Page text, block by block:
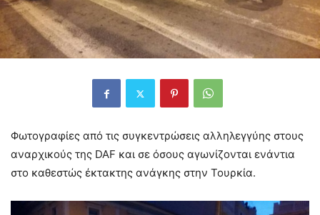
Φωτογραφίες από τις συγκεντρώσεις αλληλεγγύης στους
αναρχικούς της DAF και σε όσους αγωνίζονται ενάντια
στο καθεστώς έκτακτης ανάγκης στην Τουρκία.